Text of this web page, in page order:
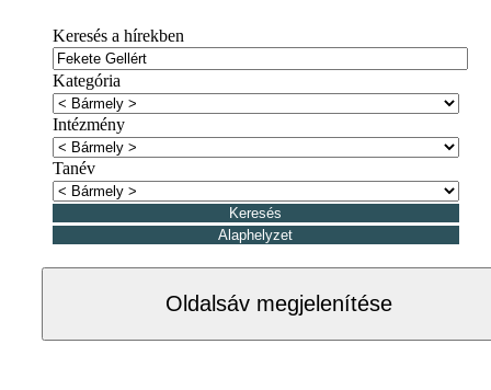
Keresés a hírekben
Kategória
Intézmény
Tanév
Oldalsáv megjelenítése